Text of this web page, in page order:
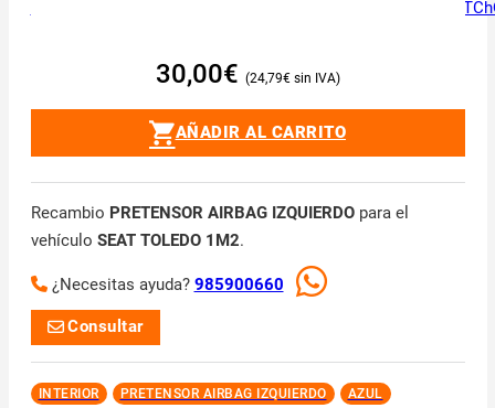
30,00€ 24,79€
AÑADIR AL CARRITO
Recambio PRETENSOR AIRBAG IZQUIERDOpara el
vehículo SEAT TOLEDO 1M2.
¿Necesitas ayuda? 985900660
Consultar
INTERIOR PRETENSOR AIRBAG IZQUIERDO
AZUL